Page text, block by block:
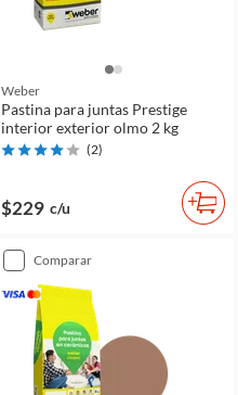
Weber
Pastina para juntas Prestige
interior exterior olmo 2 kg
(2)
$229 c/u
comparar